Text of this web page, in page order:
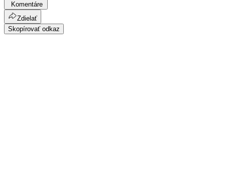
Komentáre
Zdielať
Skopírovať odkaz